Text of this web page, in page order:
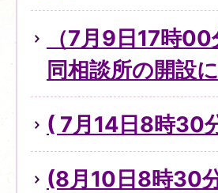
（7月9日17時
同相談所の開設
( 7月14日8時30
(8月10日8時30